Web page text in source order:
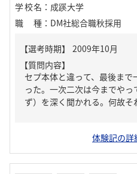
学校名 ： 成蹊大学
職種 ： DM社総合職秋採用
【質問内容】
セプ本体と違って、最後ま
った。一次二次は今までや
ず）を深く聞かれる。何故
体験記の詳